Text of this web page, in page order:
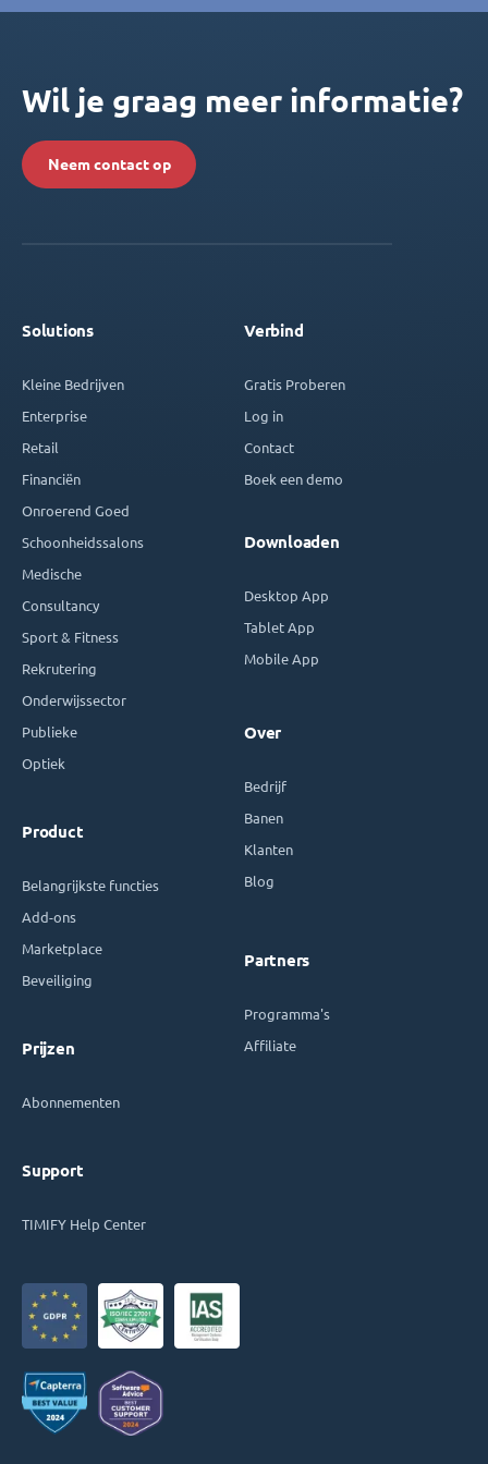
Wil je graag meer informatie?
Neem contact op
Solutions
Kleine Bedrijven
Enterprise
Retail
Financiën
Onroerend Goed
Schoonheidssalons
Medische
Consultancy
Sport & Fitness
Rekrutering
Onderwijssector
Publieke
Optiek
Product
Belangrijkste functies
Add-ons
Marketplace
Beveiliging
Prijzen
Abonnementen
Support
TIMIFY Help Center
Verbind
Gratis Proberen
Log in
Contact
Boek een demo
Downloaden
Desktop App
Tablet App
Mobile App
Over
Bedrijf
Banen
Klanten
Blog
Partners
Programma's
Affiliate